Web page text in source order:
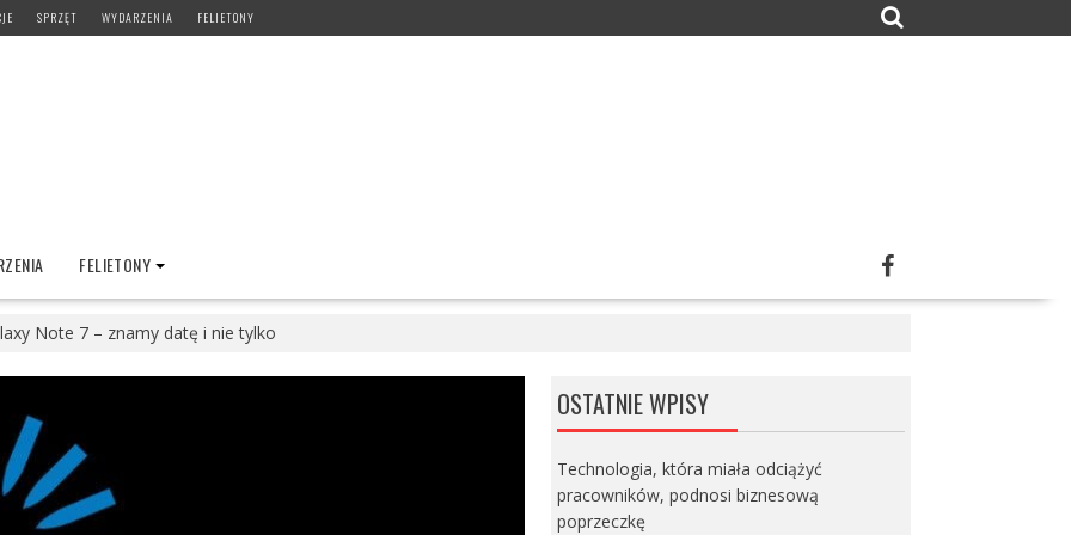
SPRZĘT WYDARZENIA FELIETONY
FELIETONY
Note 7 – znamy datę i nie tylko
OSTATNIE WPISY
Technologia, która miała odciążyć
pracowników, podnosi biznesową
poprzeczkę